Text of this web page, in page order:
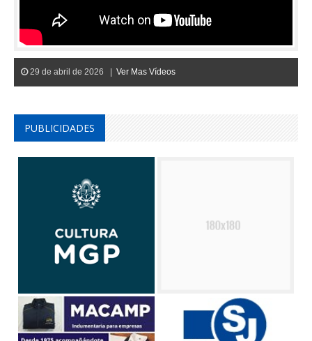
29 de abril de 2026 | Ver Mas Vídeos
PUBLICIDADES